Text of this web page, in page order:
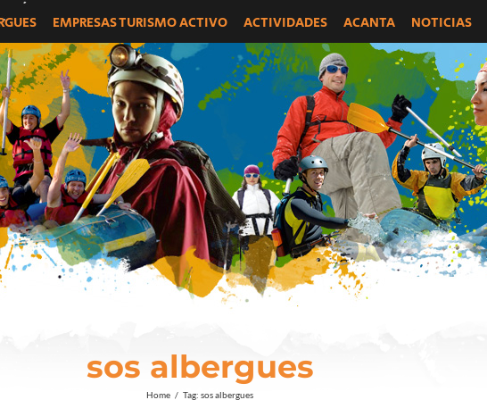
EMPRESAS TURISMO ACTIVO ACTIVIDADES ACANTA NOTICIAS
sos albergues
Home / Tag: sos albergues